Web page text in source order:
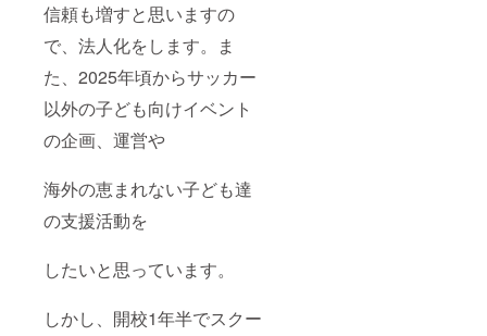
信頼も増すと思いますの
で、法人化をします。ま
た、2025年頃からサッカー
以外の子ども向けイベント
の企画、運営や
海外の恵まれない子ども達
の支援活動を
したいと思っています。
しかし、開校1年半でスクー